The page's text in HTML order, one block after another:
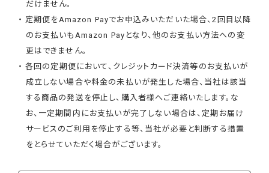
だけません。
・ 定期便をAmazon Payでお申込みいただいた場合、2回目以降
のお支払いもAmazon Payとなり、他のお支払い方法への変
更はできません。
・ 各回の定期便において、クレジットカード決済等のお支払いが
成立しない場合や料金の未払いが発生した場合、当社は該当
する商品の発送を停止し、購入者様へご連絡いたします。な
お、一定期間内にお支払いが完了しない場合は、定期お届け
サービスのご利用を停止する等、当社が必要と判断する措置
をとらせていただく場合がございます。